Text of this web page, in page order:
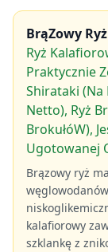
BrąZowy
Ryż
Praktycznie
Shirataki (Na
Netto), Ryż
BrokułóW),
Ugotowanej
Brązowy ryż
kalafiorowy
szklankę z